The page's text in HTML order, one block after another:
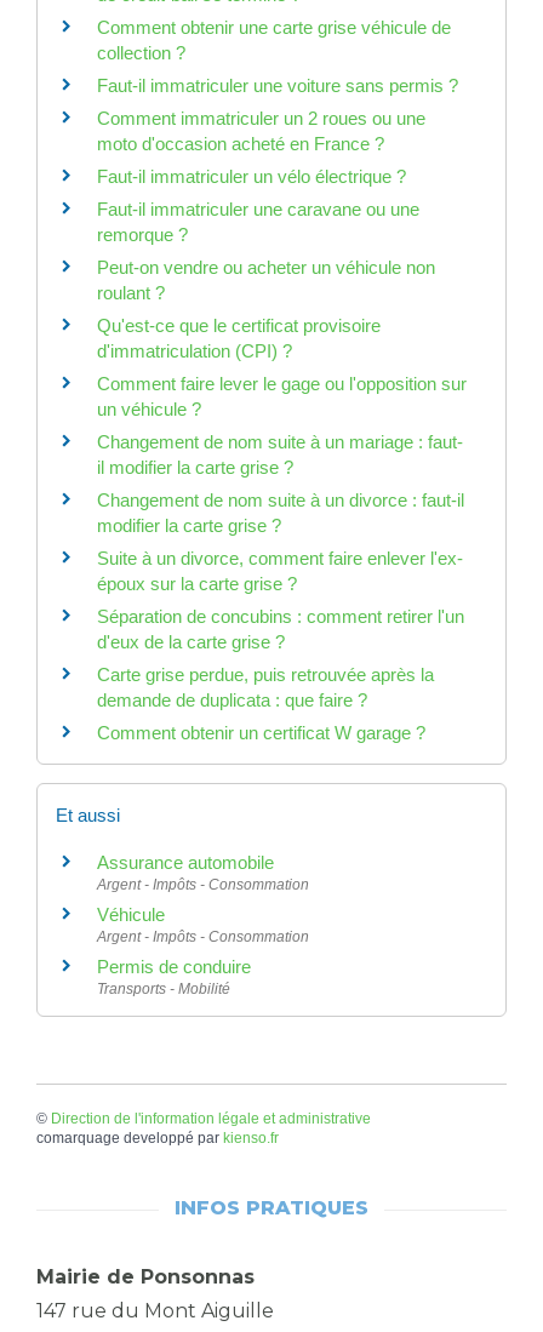
Comment obtenir une carte grise véhicule de
collection ?
Faut-il immatriculer une voiture sans permis ?
Comment immatriculer un 2 roues ou une
moto d'occasion acheté en France ?
Faut-il immatriculer un vélo électrique ?
Faut-il immatriculer une caravane ou une
remorque ?
Peut-on vendre ou acheter un véhicule non
roulant ?
Qu'est-ce que le certificat provisoire
d'immatriculation (CPI) ?
Comment faire lever le gage ou l'opposition sur
un véhicule ?
Changement de nom suite à un mariage : faut-
il modifier la carte grise ?
Changement de nom suite à un divorce : faut-il
modifier la carte grise ?
Suite à un divorce, comment faire enlever l'ex-
époux sur la carte grise ?
Séparation de concubins : comment retirer l'un
d'eux de la carte grise ?
Carte grise perdue, puis retrouvée après la
demande de duplicata : que faire ?
Comment obtenir un certificat W garage ?
Et aussi
Assurance automobile
Argent - Impôts - Consommation
Véhicule
Argent - Impôts - Consommation
Permis de conduire
Transports - Mobilité
© Direction de l'information légale et administrative
comarquage developpé par kienso.fr
INFOS PRATIQUES
Mairie de Ponsonnas
147 rue du Mont Aiguille